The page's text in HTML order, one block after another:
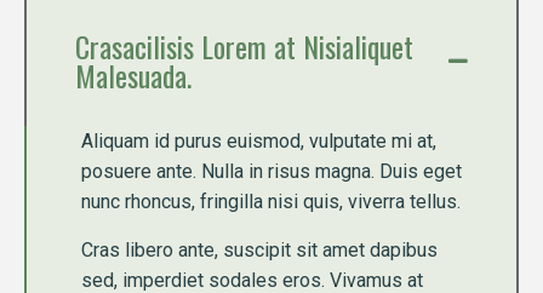
Crasacilisis Lorem at Nisialiquet
Malesuada.
Aliquam id purus euismod, vulputate mi at,
posuere ante. Nulla in risus magna. Duis eget
nunc rhoncus, fringilla nisi quis, viverra tellus.
Cras libero ante, suscipit sit amet dapibus
sed, imperdiet sodales eros. Vivamus at